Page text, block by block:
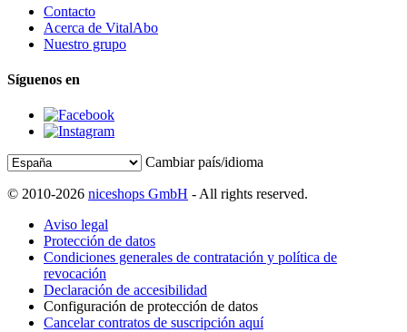
Contacto
Acerca de VitalAbo
Nuestro grupo
Síguenos en
Cambiar país/idioma
© 2010-2026 niceshops GmbH - All rights reserved.
Aviso legal
Protección de datos
Condiciones generales de contratación y política de
revocación
Declaración de accesibilidad
Configuración de protección de datos
Cancelar contratos de suscripción aquí